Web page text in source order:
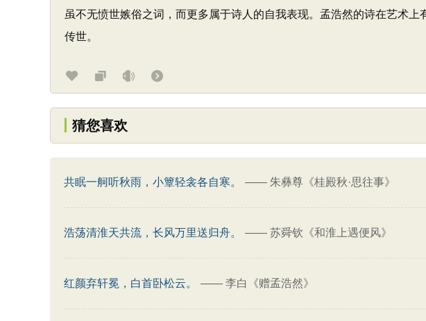
虽不无愤世嫉俗之词，而更多属于诗人的自我表现。孟浩然的诗在艺术
传世。
猜您喜欢
共眠一舸听秋雨，小簟轻衾各自寒。 —— 朱彝尊《桂殿秋·思往事》
浩荡清淮天共流，长风万里送归舟。 —— 苏舜钦《和淮上遇便风》
红颜弃轩冕，白首卧松云。 —— 李白《赠孟浩然》